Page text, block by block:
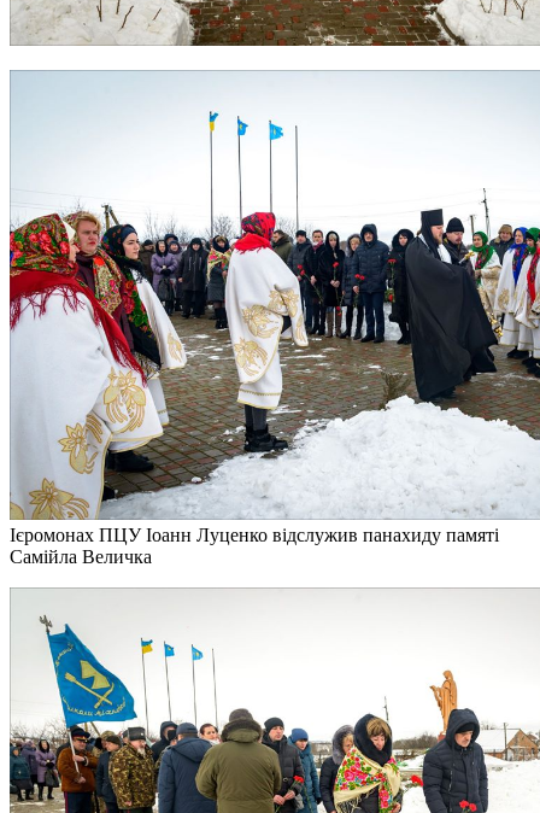
Ієромонах ПЦУ Іоанн Луценко відслужив панахиду памяті
Самійла Величка